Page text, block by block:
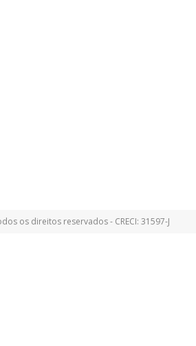
os direitos reservados - CRECI: 31597-J